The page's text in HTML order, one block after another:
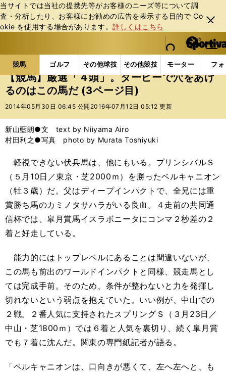
当サイトでは当社の提携先等がお客様のニーズ等について調
査・分析したり、お客様にお勧めの広告を表⽰する⽬的で Co
okie を使⽤する場合があります。詳しくはこちら
閉じ
る
web Sportiva (webスポルティーバ)
検索
マイペ
ー
ジ
メニュ
競馬 ゴルフ その他球技 その他競技 モーター フ
b
ス
ポ
ル
バ
競馬の記事一覧 競馬 【競馬】厳選「４頭」。ダー
【競馬】厳選「４頭」。ダービーで穴をあけ
るのはこの馬だ (3ページ目)
2014年05月30日 06:45 公開 2016年07月12日 05:12 更新
新山藍朗●文 text by Niiyama Airo
村田利之●写真 photo by Murata Toshiyuki
軽視できない伏兵馬は、他にもいる。プリンシバルＳ
（５月10日／東京・芝2000ｍ）を勝ったベルキャニオン
（牡３歳）だ。父はディープインパクトで、全兄には重
賞勝ち馬のカミノタサハラがいる良血。４走前の共同通
信杯では、皐月賞馬イスラボニータにコンマ２秒差の２
着と好走している。
能力的にはトップレベルにあることは間違いないが、
この馬も前出のワールドインパクトと同様、競走馬とし
ては完成手前。そのため、条件が整わないと力を発揮し
切れないという弱点を抱えていた。いい例が、中山での
２戦。２番人気に支持されたスプリングＳ（３月23日／
中山・芝1800ｍ）では６着と人気を裏切り、続く皐月賞
でも７着に沈んだ。関東の専門紙記者が語る。
「ベルキャニオンは、口向きが悪くて、左へ左へと、も